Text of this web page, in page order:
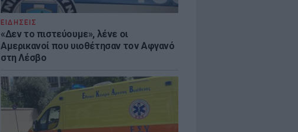
ΕΙΔΗΣΕΙΣ
«Δεν το πιστεύουμε», λένε οι
Αμερικανοί που υιοθέτησαν τον Αφγανό
στη Λέσβο